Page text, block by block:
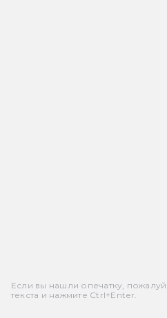
Если вы нашли опечатку,
текста и нажмите Ctrl+Enter.